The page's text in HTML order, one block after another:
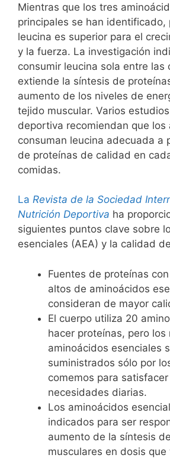
Mientras que los tres
principales se han identificado,
leucina es superior para el
y la fuerza. La investigación
consumir leucina sola entre las
extiende la síntesis de
aumento de los niveles de
tejido muscular. Varios
deportiva recomiendan que los
consuman leucina adecuada a
de proteínas de calidad en
comidas.
La Revista de la Sociedad
Nutrición Deportiva ha
siguientes puntos clave sobre
esenciales (AEA) y la calidad
Fuentes de proteínas
altos de aminoácidos
consideran de mayor
El cuerpo utiliza 20
hacer proteínas, pero los
aminoácidos esenciales
suministrados sólo por
comemos para
necesidades diarias.
Los aminoácidos
indicados para ser
aumento de la síntesis
musculares en dosis